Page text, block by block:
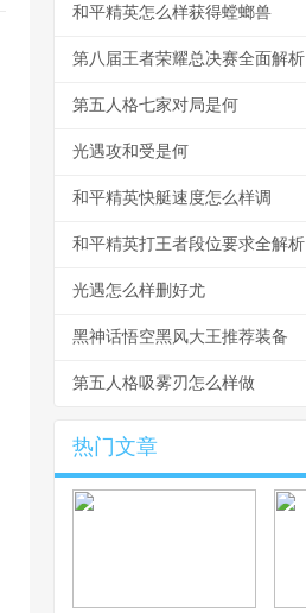
和平精英怎么样获得螳螂兽
第五人格七家对局是何
光遇攻和受是何
和平精英快艇速度怎么样调
和平精英打王者段位要求全解析
光遇怎么样删好尤
黑神话悟空黑风大王推荐装备
第五人格吸雾刃怎么样做
热门文章